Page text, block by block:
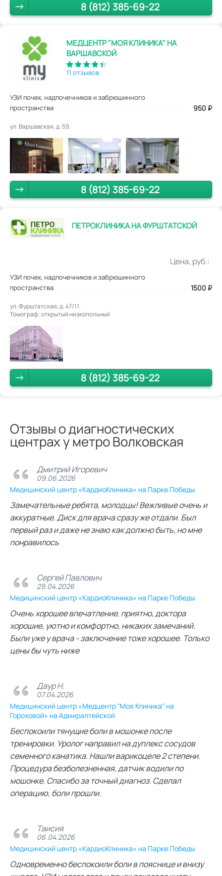
8 (812) 385-69-22
МЕДЦЕНТР "МОЯ КЛИНИКА" НА
ВАРШАВСКОЙ
11 отзывов
УЗИ почек, надпочечников и забрюшинного
пространства
950 ₽
ул. Варшавская, д. 59.
8 (812) 385-69-22
ПЕТРОКЛИНИКА НА ФУРШТАТСКОЙ
Цена, руб.:
УЗИ почек, надпочечников и забрюшинного
пространства
1500 ₽
ул. Фурштатская, д. 47/11.
Томограф: открытый низкопольный
8 (812) 385-69-22
Отзывы о диагностических
центрах у метро Волковская
Дмитрий Игоревич
09.06.2026
Медицинский центр «КардиоКлиника» на Парке Победы
Замечательные ребята, молодцы! Вежливые очень и
аккуратные. Диск для врача сразу же отдали. Был
первый раз и даже не знаю как должно быть, но мне
понравилось
Сергей Павлович
29.04.2026
Медицинский центр «КардиоКлиника» на Парке Победы
Очень хорошее впечатление, приятно, доктора
хорошие, уютно и комфортно, никаких замечаний.
Были уже у врача - заключение тоже хорошее. Только
цены бы чуть ниже
Даур Н.
07.04.2026
Медицинский центр «Медцентр "Моя Клиника" на
Гороховой» на Адмиралтейской
Беспокоили тянущие боли в мошонке после
тренировки. Уролог направил на дуплекс сосудов
семенного канатика. Нашли варикоцеле 2 степени.
Процедура безболезненная, датчик водили по
мошонке. Спасибо за точный диагноз. Сделал
операцию, боли прошли.
Таисия
06.04.2026
Медицинский центр «КардиоКлиника» на Парке Победы
Одновременно беспокоили боли в пояснице и внизу